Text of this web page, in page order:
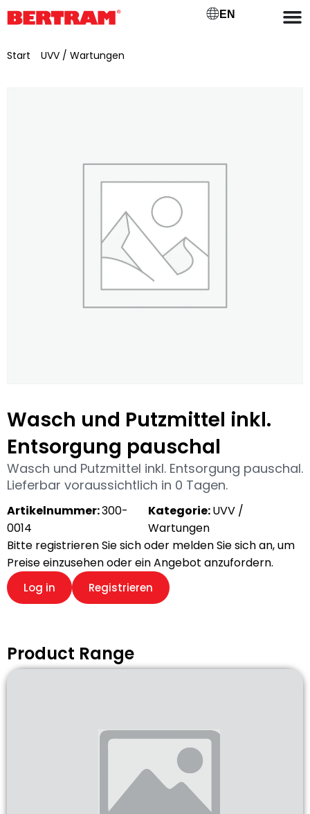
EN
Start UVV / Wartungen
Wasch und Putzmittel inkl.
Entsorgung pauschal
Wasch und Putzmittel inkl. Entsorgung pauschal.
Lieferbar voraussichtlich in 0 Tagen.
Artikelnummer:300-
0014
Kategorie:UVV /
Wartungen
Bitte registrieren Sie sich oder melden Sie sich an, um
Preise einzusehen oder ein Angebot anzufordern.
Log in Registrieren
Product Range